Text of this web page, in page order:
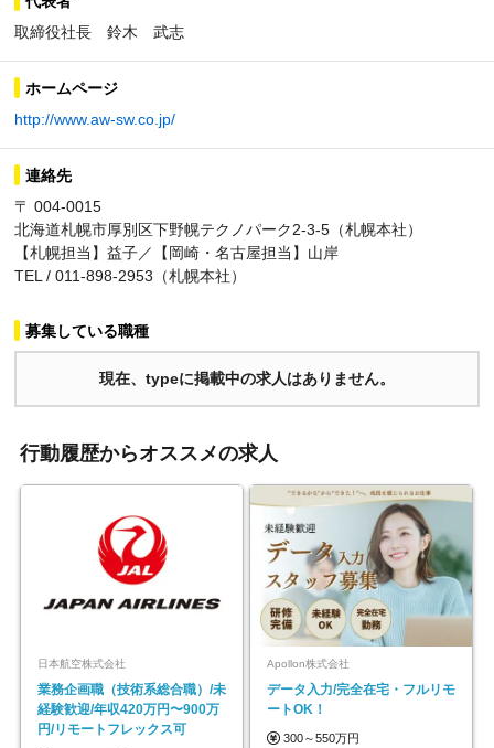
取締役社長 鈴木 武志
ホームページ
http://www.aw-sw.co.jp/
連絡先
〒 004-0015
北海道札幌市厚別区下野幌テクノパーク2-3-5（札幌本社）
【札幌担当】益子／【岡崎・名古屋担当】山岸
TEL / 011-898-2953（札幌本社）
募集している職種
現在、typeに掲載中の求人はありません。
行動履歴からオススメの求人
日本航空株式会社
業務企画職（技術系総合職）/未
経験歓迎/年収420万円〜900万
円/リモートフレックス可
Apollon株式会社
データ入力/完全在宅・フルリモ
ートOK！
300～550万円